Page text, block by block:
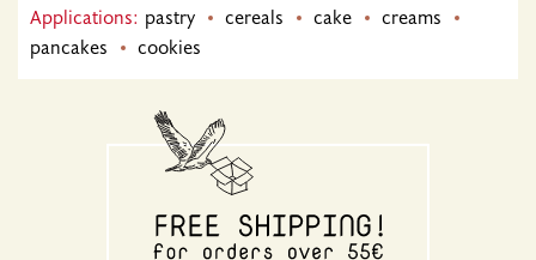
Applications: pastry cereals cake
creams
pancakes
cookies